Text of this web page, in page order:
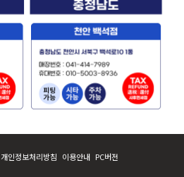
개인정보처리방침 이용안내 PC버전